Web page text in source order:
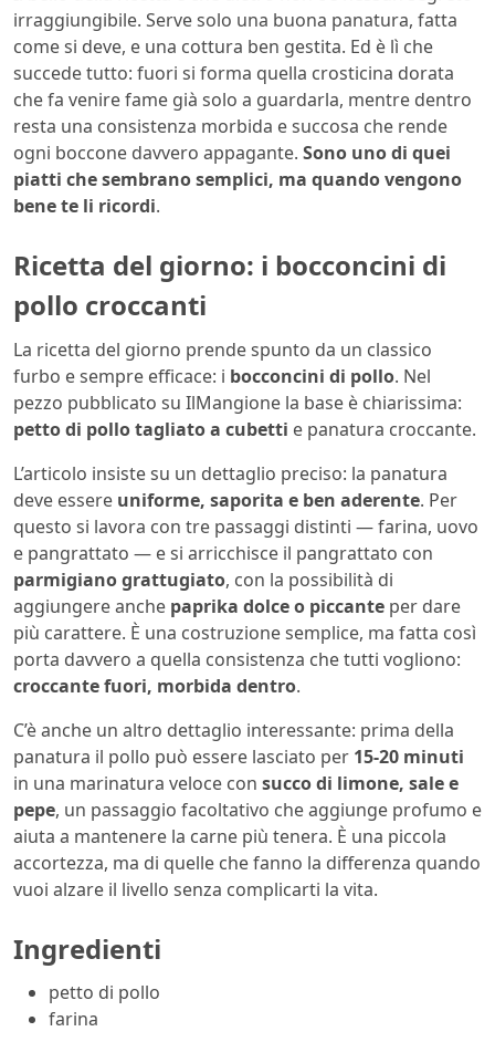
irraggiungibile. Serve solo una buona panatura, fatta
come si deve, e una cottura ben gestita. Ed è lì che
succede tutto: fuori si forma quella crosticina dorata
che fa venire fame già solo a guardarla, mentre dentro
resta una consistenza morbida e succosa che rende
ogni boccone davvero appagante. Sono uno di quei
piatti che sembrano semplici, ma quando vengono
bene te li ricordi.
Ricetta del giorno: i bocconcini di
pollo croccanti
La ricetta del giorno prende spunto da un classico
furbo e sempre efficace: i bocconcini di pollo. Nel
pezzo pubblicato su IlMangione la base è chiarissima:
petto di pollo tagliato a cubetti e panatura croccante.
L’articolo insiste su un dettaglio preciso: la panatura
deve essere uniforme, saporita e ben aderente. Per
questo si lavora con tre passaggi distinti — farina, uovo
e pangrattato — e si arricchisce il pangrattato con
parmigiano grattugiato, con la possibilità di
aggiungere anche paprika dolce o piccante per dare
più carattere. È una costruzione semplice, ma fatta così
porta davvero a quella consistenza che tutti vogliono:
croccante fuori, morbida dentro.
C’è anche un altro dettaglio interessante: prima della
panatura il pollo può essere lasciato per 15-20 minuti
in una marinatura veloce con succo di limone, sale e
pepe, un passaggio facoltativo che aggiunge profumo e
aiuta a mantenere la carne più tenera. È una piccola
accortezza, ma di quelle che fanno la differenza quando
vuoi alzare il livello senza complicarti la vita.
Ingredienti
petto di pollo
farina